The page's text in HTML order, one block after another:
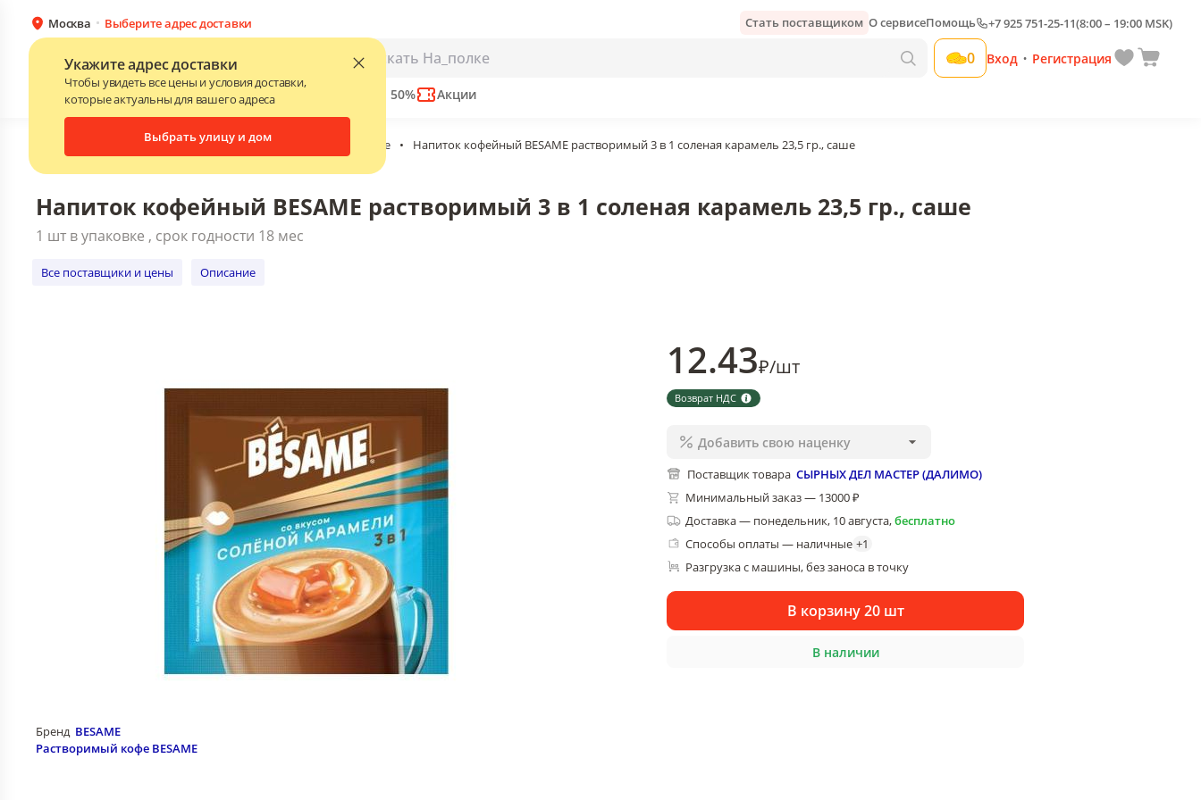
Москва Выберите адрес доставки
Укажите адрес доставки
Чтобы увидеть все цены и условия доставки,
которые актуальны для вашего адреса
Выбрать улицу и дом
Стать поставщиком О сервисеПомощь +7 925 751-25-11(8:00 – 19:00 MSK)
Каталог 0 Вход • Регистрация
БрендыПрайс-листы поставщиков Скидки до 50% Акции
Каталог • Чай, кофе, какао • Растворимый кофе • Напиток кофейный BESAME растворимый 3 в 1 соленая карамель 23,5 гр., саше
Напиток кофейный BESAME растворимый 3 в 1 соленая карамель 23,5 гр., саше
1 шт в упаковке , срок годности 18 мес
Все поставщики и цены Описание
Добавить свою наценку
Напиток кофейный BESAME растворимый 3 в 1 соленая карамель 23,5 гр., саше
1 шт в упаковке , срок годности 18 мес
Все поставщики и цены Описание
Бренд BESAME
Растворимый кофе BESAME
12.43₽/шт
Возврат НДС
Добавить свою наценку
Поставщик товара СЫРНЫХ ДЕЛ МАСТЕР (ДАЛИМО)
Минимальный заказ — 13000 ₽
Доставка— понедельник, 10 августа,бесплатно
Способы оплаты — наличные +1
Разгрузка с машины, без заноса в точку
В корзину 20 шт
В наличии